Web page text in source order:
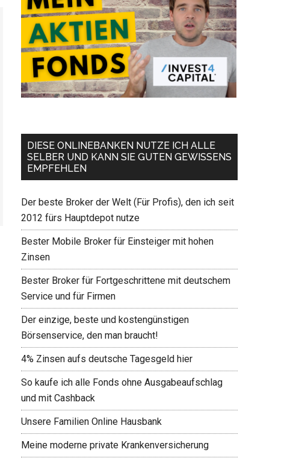
DIESE ONLINEBANKEN NUTZE ICH ALLE
SELBER UND KANN SIE GUTEN GEWISSENS
EMPFEHLEN
Der beste Broker der Welt (Für Profis), den ich seit
2012 fürs Hauptdepot nutze
Bester Mobile Broker für Einsteiger mit hohen
Zinsen
Bester Broker für Fortgeschrittene mit deutschem
Service und für Firmen
Der einzige, beste und kostengünstigen
Börsenservice, den man braucht!
4% Zinsen aufs deutsche Tagesgeld hier
So kaufe ich alle Fonds ohne Ausgabeaufschlag
und mit Cashback
Unsere Familien Online Hausbank
Meine moderne private Krankenversicherung